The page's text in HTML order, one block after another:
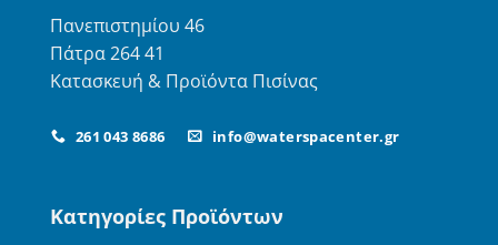
Πανεπιστημίου 46
Πάτρα 264 41
Κατασκευή & Προϊόντα Πισίνας
261 043 8686 info@waterspacenter.gr
Κατηγορίες Προϊόντων